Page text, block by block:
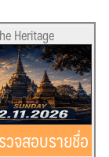
Heritage
วจสอบรายชื่อ